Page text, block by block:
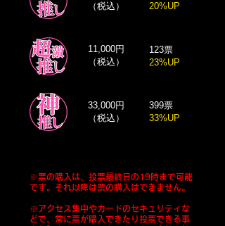
​（税込）
20%UP
11,000円
​（税込）
123票
23%UP
33,000円
​（税込）
399票
33%UP
※票の購入は、投票最終日の19時まで可能
です。それ以降は票の購入はできません。
※アクセス集中やカードのセキュリティな
どで、常に票が購入できたり投票できる事